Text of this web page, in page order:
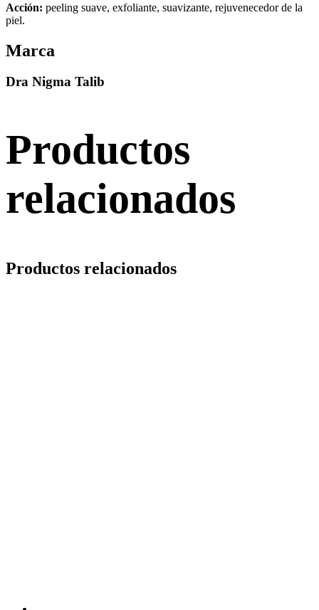
Acción: peeling suave, exfoliante, suavizante, rejuvenecedor de la
piel.
Marca
Dra Nigma Talib
Productos
relacionados
Productos relacionados